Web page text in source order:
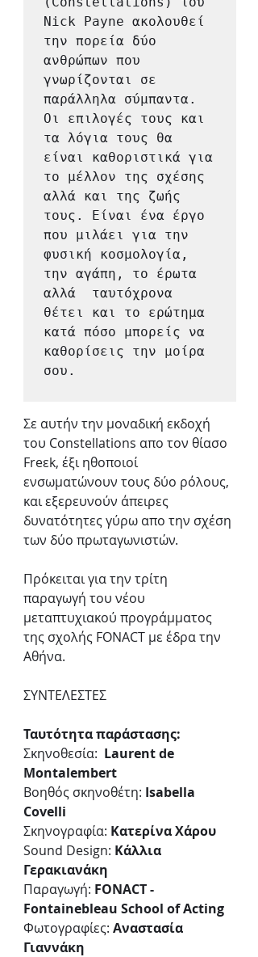
Nick Payne ακολουθεί
την πορεία δύο
ανθρώπων που
γνωρίζονται σε
παράλληλα σύμπαντα.
Οι επιλογές τους και
τα λόγια τους θα
είναι καθοριστικά για
το μέλλον της σχέσης
αλλά και της ζωής
τους. Είναι ένα έργο
που μιλάει για την
φυσική κοσμολογία,
την αγάπη, το έρωτα
αλλά  ταυτόχρονα
θέτει και το ερώτημα
κατά πόσο μπορείς να
καθορίσεις την μοίρα
σου.
Σε αυτήν την μοναδική εκδοχή
του Constellations απο τον θίασο
Freεk, έξι ηθοποιοί
ενσωματώνουν τους δύο ρόλους,
και εξερευνούν άπειρες
δυνατότητες γύρω απο την σχέση
των δύο πρωταγωνιστών.
Πρόκειται για την τρίτη
παραγωγή του νέου
μεταπτυχιακού προγράμματος
της σχολής FONACT με έδρα την
Αθήνα.
ΣΥΝΤΕΛΕΣΤΕΣ
Ταυτότητα παράστασης:
Σκηνοθεσία: Laurent de
Montalembert
Βοηθός σκηνοθέτη: Isabella
Covelli
Σκηνογραφία: Κατερίνα Χάρου
Sound Design: Κάλλια
Γερακιανάκη
Παραγωγή: FONACT -
Fontainebleau School of Acting
Φωτογραφίες: Αναστασία
Γιαννάκη